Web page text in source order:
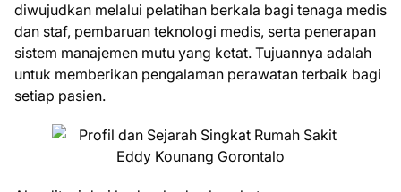
diwujudkan melalui pelatihan berkala bagi tenaga medis
dan staf, pembaruan teknologi medis, serta penerapan
sistem manajemen mutu yang ketat. Tujuannya adalah
untuk memberikan pengalaman perawatan terbaik bagi
setiap pasien.